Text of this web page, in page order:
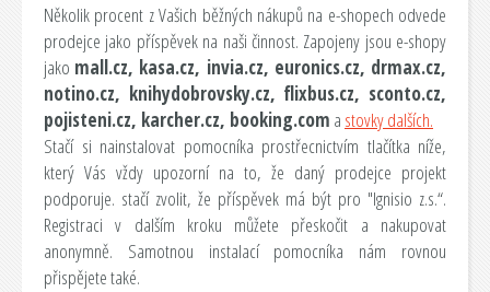
Několik procent z Vašich běžných nákupů na e-shopech odvede
prodejce jako příspěvek na naši činnost. Zapojeny jsou e-shopy
jako mall.cz, kasa.cz, invia.cz, euronics.cz, drmax.cz,
notino.cz, knihydobrovsky.cz, flixbus.cz, sconto.cz,
pojisteni.cz, karcher.cz, booking.com a stovky dalších.
Stačí si nainstalovat pomocníka prostřecnictvím tlačítka níže,
který Vás vždy upozorní na to, že daný prodejce projekt
podporuje. stačí zvolit, že příspěvek má být pro "Ignisio z.s.“.
Registraci v dalším kroku můžete přeskočit a nakupovat
anonymně. Samotnou instalací pomocníka nám rovnou
přispějete také.